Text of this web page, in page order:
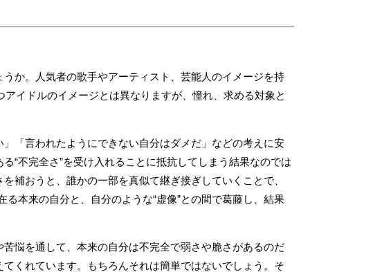
か。人気者の歌手やアーティスト、芸能人のイメージを持
イドルのイメージとは異なりますが、憧れ、求める対象と
「言われたようにできない自分はダメだ」などの考えに安
“不完全さ”を受け入れることに抵抗してしまう結果なのでは
補おうと、誰かの一部を真似て継ぎ接ぎしていくことで、
本来の自分と、自分のような“虚像”との間で葛藤し、結果
悩を通して、本来の自分は不完全で弱さや脆さがあるのだ
くれています。もちろんそれは簡単ではないでしょう。そ